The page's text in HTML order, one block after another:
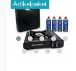
Artikelpaket